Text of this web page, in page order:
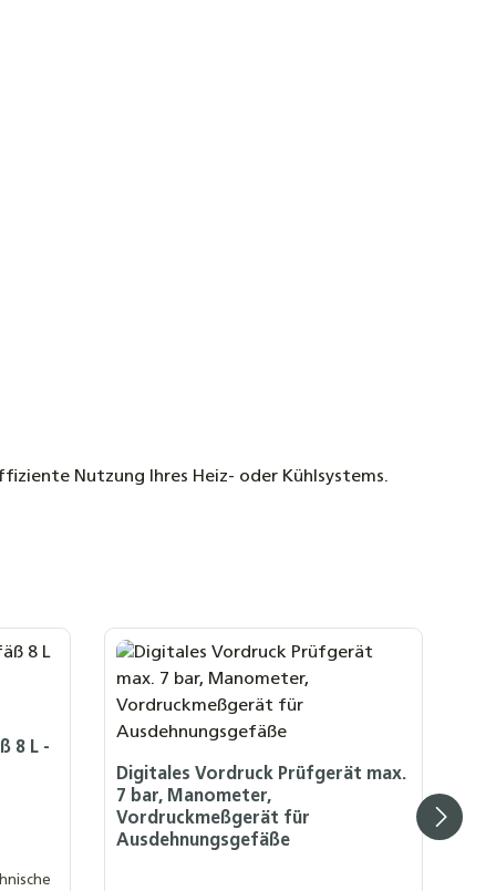
Nutzung Ihres Heiz- oder Kühlsystems.
8 L -
Digitales Vordruck Prüfgerät max.
7 bar, Manometer,
Vordruckmeßgerät für
Ausdehnungsgefäße